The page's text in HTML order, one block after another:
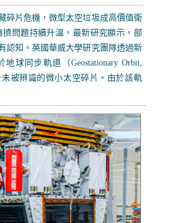
碎片危機，微型太空垃圾成高價值衛
問題持續升溫，最新研究顯示，部
認知。英國華威大學研究團隊透過新
球同步軌道（Geostationary Orbit,
被辨識的微小太空碎片。由於該軌